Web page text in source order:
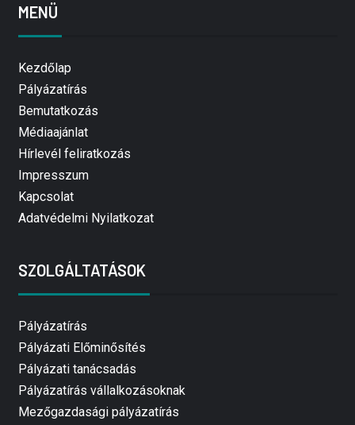
MENÜ
Kezdőlap
Pályázatírás
Bemutatkozás
Médiaajánlat
Hírlevél feliratkozás
Impresszum
Kapcsolat
Adatvédelmi Nyilatkozat
SZOLGÁLTATÁSOK
Pályázatírás
Pályázati Előminősítés
Pályázati tanácsadás
Pályázatírás vállalkozásoknak
Mezőgazdasági pályázatírás